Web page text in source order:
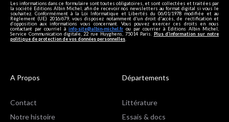
Les informations dans ce formulaire sont toutes obligatoires, et sont collectées et traitées par
la société Editions Albin Michel, afin de recevoir nos newsletters au format digital si vous le
souhaitez. Conformément à la Loi Informatique et Libertés du 06/01/1978 modifiée et au
Règlement (UE) 2016/679, vous disposez notamment d'un droit d'accès, de rectification et
d’opposition aux informations vous concernant. Vous pouvez exercer ces droits en nous
contactant par courriel à info-site@albin-michel.fr ou par courrier à Editions Albin Michel,
Service Communication digitale, 22 rue Huyghens, 75014 Paris. Plus d’information sur notre
politique de protection de vos données personnelles
A Propos
Contact
Notre histoire
Départements
Littérature
Essais & docs